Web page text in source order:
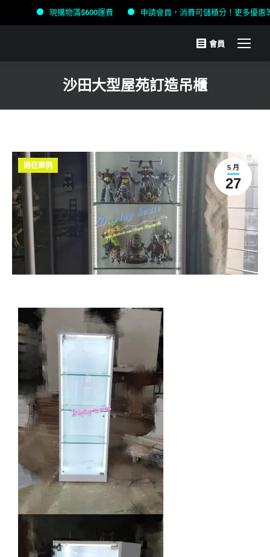
現購物滿$600運費 申請會員，消費可儲積分！更多優惠等緊你！
會員
沙田大型屋苑訂造吊櫃
5 月
27
過往案例